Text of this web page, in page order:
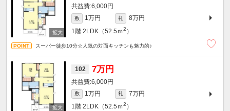
6,000円
敷 1万円 礼
8万円
1階 2LDK（52.5ｍ2 ）
スーパー徒歩10分☆人気の対面キッチンも魅力的♪
102 7万円
6,000円
敷 1万円 礼
7万円
1階 2LDK（52.5ｍ2 ）